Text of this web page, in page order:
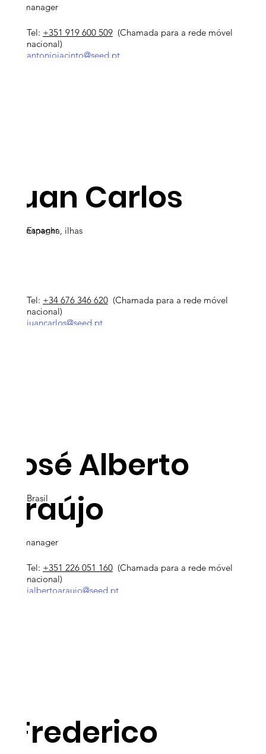
Frederico
Area manager
Tel: +351 919 600 509(Chamada para a rede móvel
nacional)
antoniojacinto@seed.pt
Juan Carlos
Area manager
Tel: +34 676 346 620 (Chamada para a rede móvel
nacional)
juancarlos@seed.pt
Espanha, ilhas
José Alberto
Araújo
Area manager
Tel: +351 226 051 160 (Chamada para a rede móvel
nacional)
jalbertoaraujo@seed.pt
Brasil